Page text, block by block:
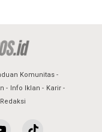
Komunitas
Info Iklan
Karir